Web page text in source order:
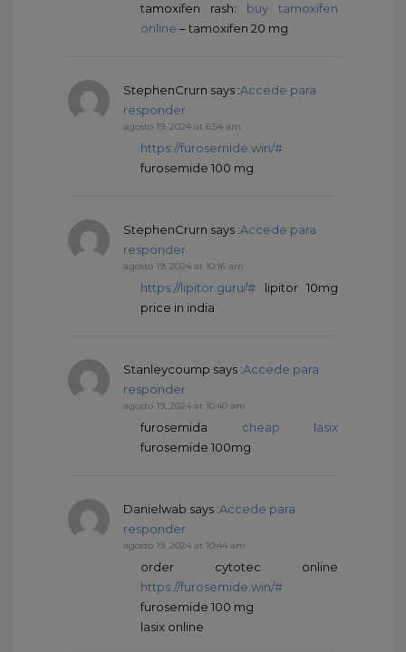
tamoxifen rash: buy tamoxifen
online – tamoxifen 20 mg
StephenCrurn says :Accede para
responder
agosto 19, 2024 at 6:54 am
https://furosemide.win/#
furosemide 100 mg
StephenCrurn says :Accede para
responder
agosto 19, 2024 at 10:16 am
https://lipitor.guru/# lipitor 10mg
price in india
Stanleycoump says :Accede para
responder
agosto 19, 2024 at 10:40 am
furosemida cheap lasix
furosemide 100mg
Danielwab says :Accede para
responder
agosto 19, 2024 at 10:44 am
order cytotec online
https://furosemide.win/#
furosemide 100 mg
lasix online